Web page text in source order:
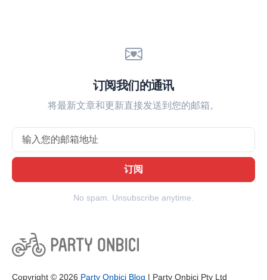
订阅我们的通讯
将最新文章和更新直接发送到您的邮箱。
订阅
No spam. Unsubscribe anytime.
Copyright © 2026 Party Onbici Blog | Party Onbici Pty Ltd